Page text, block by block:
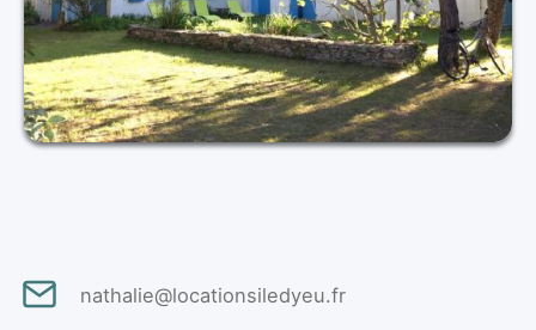
nathalie@locationsiledyeu.fr